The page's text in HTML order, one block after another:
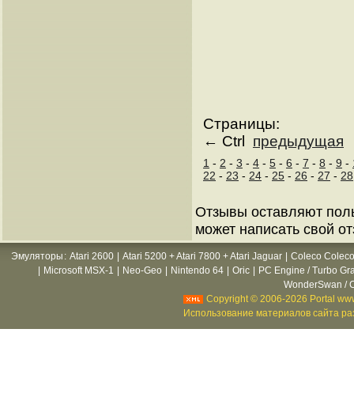
Страницы:
← Ctrl предыдущая
1 - 2 - 3 - 4 - 5 - 6 - 7 - 8 - 9 -
22 - 23 - 24 - 25 - 26 - 27 - 28
Отзывы оставляют
может написать свой
Эмуляторы : Atari 2600 Atari 5200 + Atari 7800 + Atari Jaguar
Coleco
Microsoft MSX-1 Neo-Geo Nintendo 64 Oric
PC Engine / Turbo
WonderSwan /
Copyright © 2006-2026 Portal
Использование материалов сайта